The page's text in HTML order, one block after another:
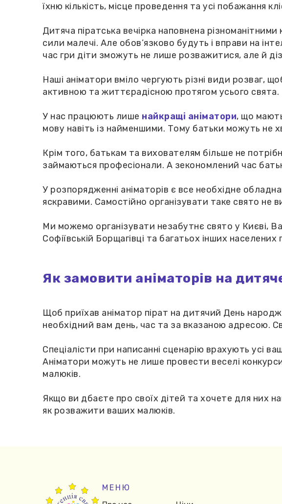
їхню кількість, місце проведення та усі побажання
Дитяча піратська вечірка наповнена
сили малечі. Але обов’язково будуть і вправи на
час гри діти зможуть не лише розважитися, але й
Наші аніматори вміло чергують різні види розваг,
активною та життєрадісною протягом усього свята.
У нас працюють лише найкращі аніматори, що
мову навіть із найменшими. Тому батьки можуть не
Крім того, батькам та вихователям більше не
займаються професіонали. А зекономлений час
У розпорядженні аніматорів є все необхідне
яскравими. Самостійно організувати таке свято не
Ми можемо організувати незабутнє свято у Києві,
Софіївській Борщагівці та багатьох інших населених
Як замовити аніматорів на
Щоб приїхав аніматор пірат на дитячий День
необхідний вам день, час та за вказаною адресою.
Спеціалісти при написанні сценарію врахують усі
Аніматори можуть не лише провести веселі
малюків.
Якщо ви дбаєте про своїх дітей та хочете для них
як розважити ваших малюків.
МЕНЮ